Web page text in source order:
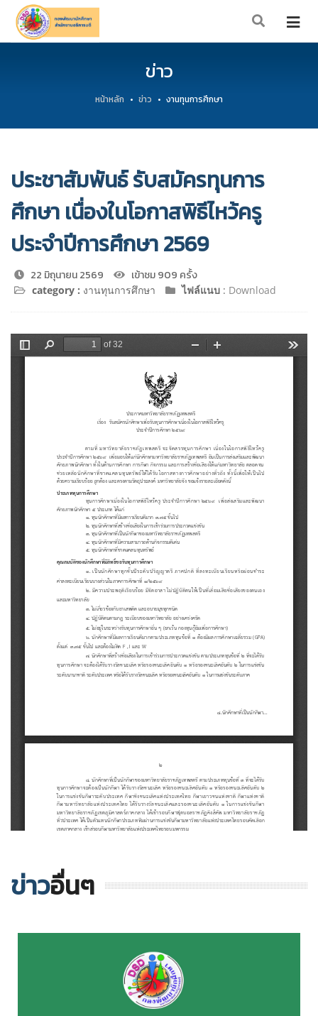
ข่าว
หน้าหลัก ข่าว งานทุนการศึกษา
ประชาสัมพันธ์ รับสมัครทุนการ
ศึกษา เนื่องในโอกาสพิธีไหว้ครู
ประจำปีการศึกษา 2569
22 มิถุนายน 2569 เข้าชม 909 ครั้ง
category : งานทุนการศึกษา ไฟล์แนบ : Download
ข่าวอื่นๆ